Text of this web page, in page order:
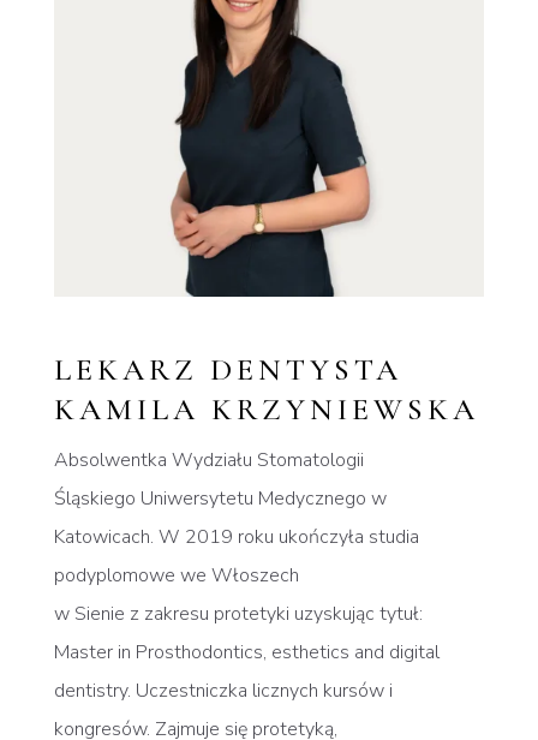
LEKARZ DENTYSTA
KAMILA KRZYNIEWSKA
Absolwentka Wydziału Stomatologii
Śląskiego Uniwersytetu Medycznego w
Katowicach. W 2019 roku ukończyła studia
podyplomowe we Włoszech
w Sienie z zakresu protetyki uzyskując tytuł:
Master in Prosthodontics, esthetics and digital
dentistry. Uczestniczka licznych kursów i
kongresów. Zajmuje się protetyką,